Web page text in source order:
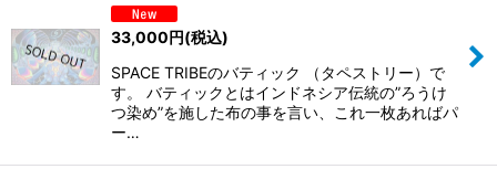
33,000円(税込)
SPACE TRIBEのバティック （タペストリー）で
す。 バティックとはインドネシア伝統の”ろうけ
つ染め”を施した布の事を言い、これ一枚あればパ
ー…